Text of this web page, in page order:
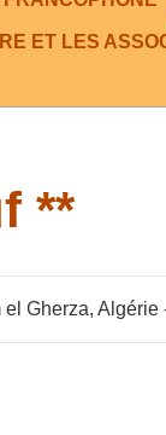
ET LES
**
Gherza, Algérie